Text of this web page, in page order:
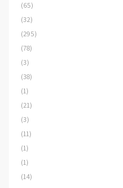
(65)
(32)
(295)
(78)
(3)
(38)
(1)
(21)
(3)
(11)
(1)
(1)
(14)